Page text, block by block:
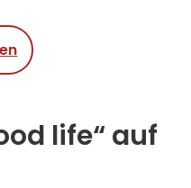
life“ auf